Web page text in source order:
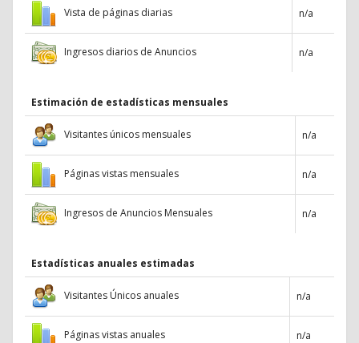
Vista de páginas diarias n/a
Ingresos diarios de Anuncios n/a
Estimación de estadísticas mensuales
Visitantes únicos mensuales n/a
Páginas vistas mensuales n/a
Ingresos de Anuncios Mensuales n/a
Estadísticas anuales estimadas
Visitantes Únicos anuales n/a
Páginas vistas anuales n/a